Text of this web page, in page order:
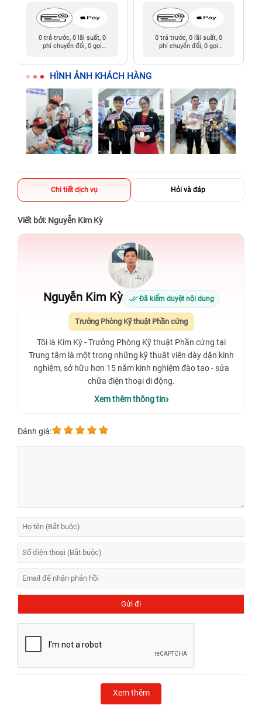
0 trả trước, 0 lãi suất, 0
phí chuyển đổi, 0 gọi
0 trả trước, 0 lãi suất, 0
phí chuyển đổi, 0 gọi
HÌNH ẢNH KHÁCH HÀNG
Chi tiết dịch vụ Hỏi và đáp
Viết bởi: Nguyễn Kim Kỳ
Nguyễn Kim Kỳ Đã kiểm duyệt nội dung
Trưởng Phòng Kỹ thuật Phần cứng
Tôi là Kim Kỳ - Trưởng Phòng Kỹ thuật Phần cứng tại
Trung tâm là một trong những kỹ thuật viên dày dặn kinh
nghiệm, sở hữu hơn 15 năm kinh nghiệm đào tạo - sửa
chữa điện thoại di động.
Xem thêm thông tin
Đánh giá:
Xem thêm